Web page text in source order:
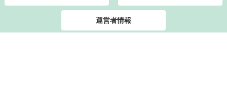
運営者情報